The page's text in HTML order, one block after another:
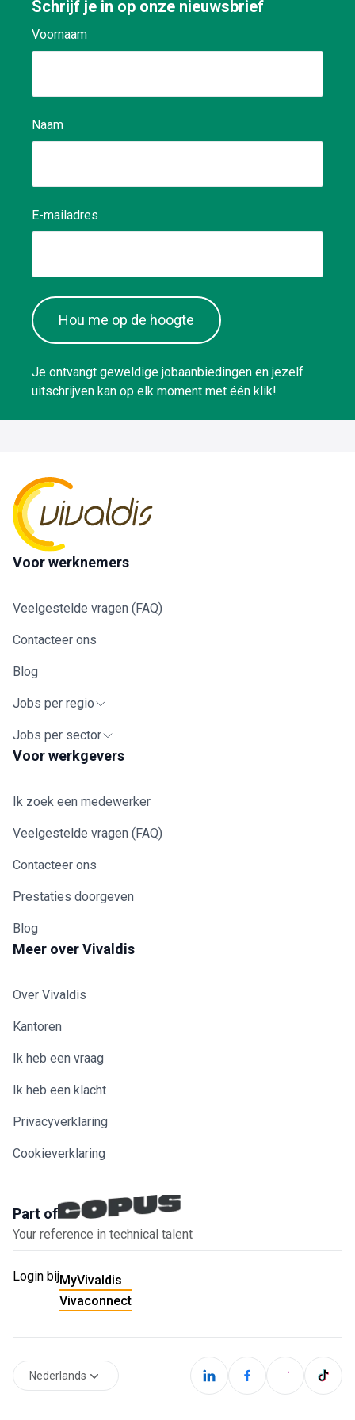
waar nodig: een
Schrijf je in op onze nieuwsbrief
Voornaam
Naam
E-mailadres
Hou me op de hoogte
Je ontvangt geweldige jobaanbiedingen en jezelf
uitschrijven kan op elk moment met één klik!
Voor werknemers
Veelgestelde vragen (FAQ)
Contacteer ons
Blog
Jobs per regio
Jobs per sector
Voor werkgevers
Ik zoek een medewerker
Veelgestelde vragen (FAQ)
Contacteer ons
Prestaties doorgeven
Blog
Meer over Vivaldis
Over Vivaldis
Kantoren
Ik heb een vraag
Ik heb een klacht
Privacyverklaring
Cookieverklaring
Part of
Your reference in technical talent
Login bijMyVivaldis
Vivaconnect
Nederlands